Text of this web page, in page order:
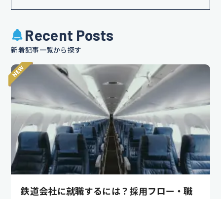
Recent Posts
新着記事一覧から探す
鉄道会社に就職するには？採用フロー・職